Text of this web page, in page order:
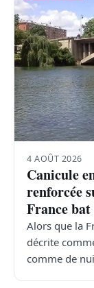
4 AOÛT 2026
Canicule
renforcée
France
Alors que la
décrite
comme de